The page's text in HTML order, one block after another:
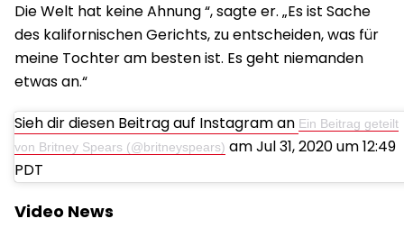
Die Welt hat keine Ahnung “, sagte er. „Es ist Sache
des kalifornischen Gerichts, zu entscheiden, was für
meine Tochter am besten ist. Es geht niemanden
etwas an.“
Sieh dir diesen Beitrag auf Instagram an Ein Beitrag geteilt
von Britney Spears (@britneyspears) am Jul 31, 2020 um 12:49
PDT
Video News